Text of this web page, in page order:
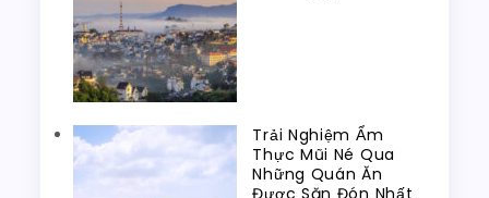
Trải Nghiệm Ẩm
Thực Mũi Né Qua
Những Quán Ăn
Được Săn Đón Nhất